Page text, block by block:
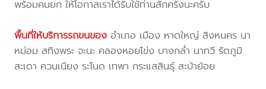
พร้อมคนยก ให้โอกาสเราได้รับใช้ท่านสักครั้งนะครับ
พื้นที่ให้บริการรถขนของ อำเภอ เมือง หาดใหญ่ สิงหนคร นา
หม่อม สทิงพระ จะนะ คลองหอยโข่ง บางกล่ำ นาทวี รัตภูมิ
สะเดา ควนเนียง ระโนด เทพา กระแสสินธุ์ สะบ้าย้อย